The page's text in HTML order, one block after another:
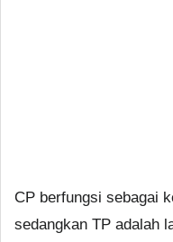
CP berfungsi sebagai
sedangkan TP adalah